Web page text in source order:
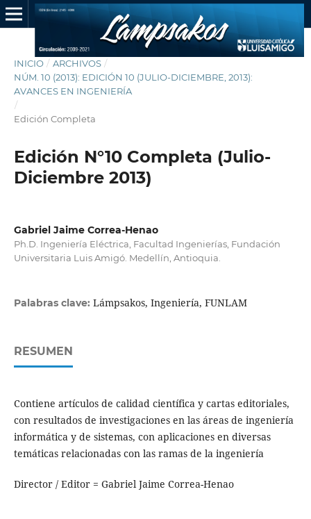
INICIO / ARCHIVOS /
NÚM. 10 (2013): EDICIÓN 10 (JULIO-DICIEMBRE, 2013):
AVANCES EN INGENIERÍA
/
Edición Completa
Edición N°10 Completa (Julio-
Diciembre 2013)
Gabriel Jaime Correa-Henao
Ph.D. Ingeniería Eléctrica, Facultad Ingenierías, Fundación
Universitaria Luis Amigó. Medellín, Antioquia.
Palabras clave: Lámpsakos, Ingeniería, FUNLAM
RESUMEN
Contiene artículos de calidad científica y cartas editoriales,
con resultados de investigaciones en las áreas de ingeniería
informática y de sistemas, con aplicaciones en diversas
temáticas relacionadas con las ramas de la ingeniería
Director / Editor = Gabriel Jaime Correa-Henao